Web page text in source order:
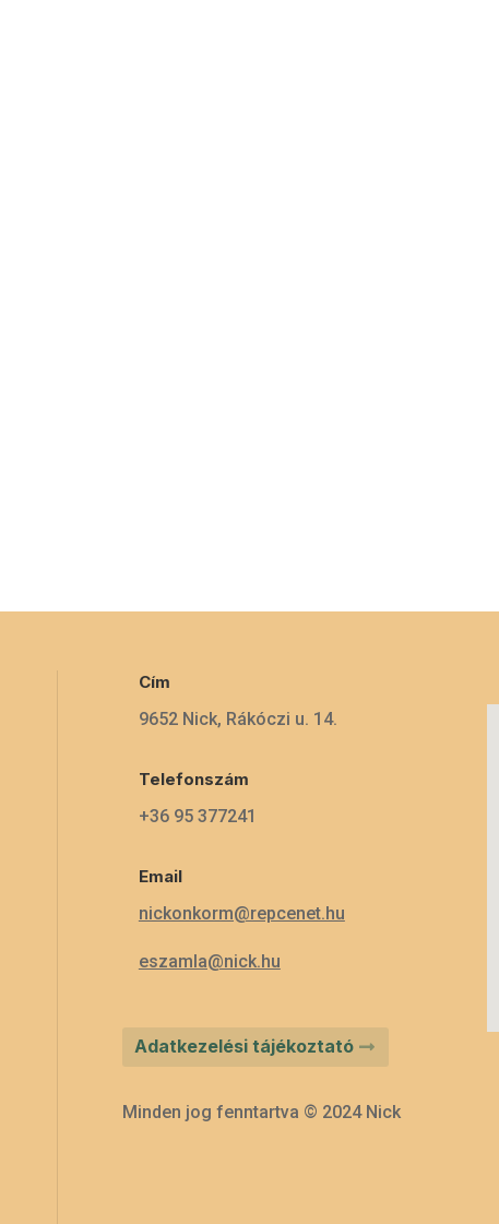
Cím
9652 Nick, Rákóczi u. 14.
Telefonszám
+36 95 377241
Email
nickonkorm@repcenet.hu
eszamla@nick.hu
Adatkezelési tájékoztató
Minden jog fenntartva © 2024 Nick